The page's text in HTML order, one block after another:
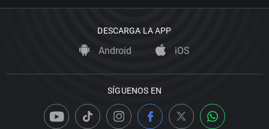
DESCARGA LA APP
Android iOS
SÍGUENOS EN